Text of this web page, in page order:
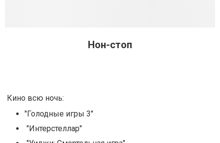
Нон-стоп
Кино всю ночь:
"Голодные игры 3"
"Интерстеллар"